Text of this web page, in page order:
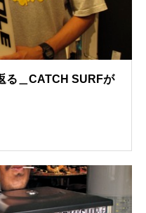
る＿CATCH SURFが